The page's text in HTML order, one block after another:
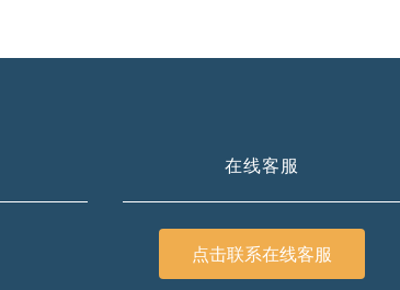
在线客服
点击联系在线客服